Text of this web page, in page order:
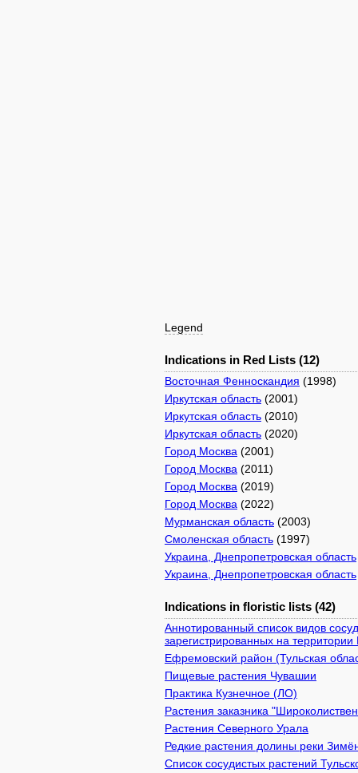
Legend
Indications in Red Lists (12)
Восточная Фенноскандия (1998)
Иркутская область (2001)
Иркутская область (2010)
Иркутская область (2020)
Город Москва (2001)
Город Москва (2011)
Город Москва (2019)
Город Москва (2022)
Мурманская область (2003)
Смоленская область (1997)
Украина, Днепропетровская область
Украина, Днепропетровская область
Indications in floristic lists (42)
Аннотированный список видов
зарегистрированных на
Ефремовский район (Тульская
Пищевые растения Чувашии
Практика Кузнечное (ЛО)
Растения заказника
Растения Северного Урала
Редкие растения долины реки
Список сосудистых растений